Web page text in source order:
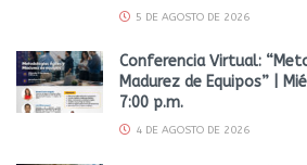
5 DE AGOSTO DE 2026
Conferencia Virtual:
Madurez de Equipos” |
7:00 p.m.
4 DE AGOSTO DE 2026